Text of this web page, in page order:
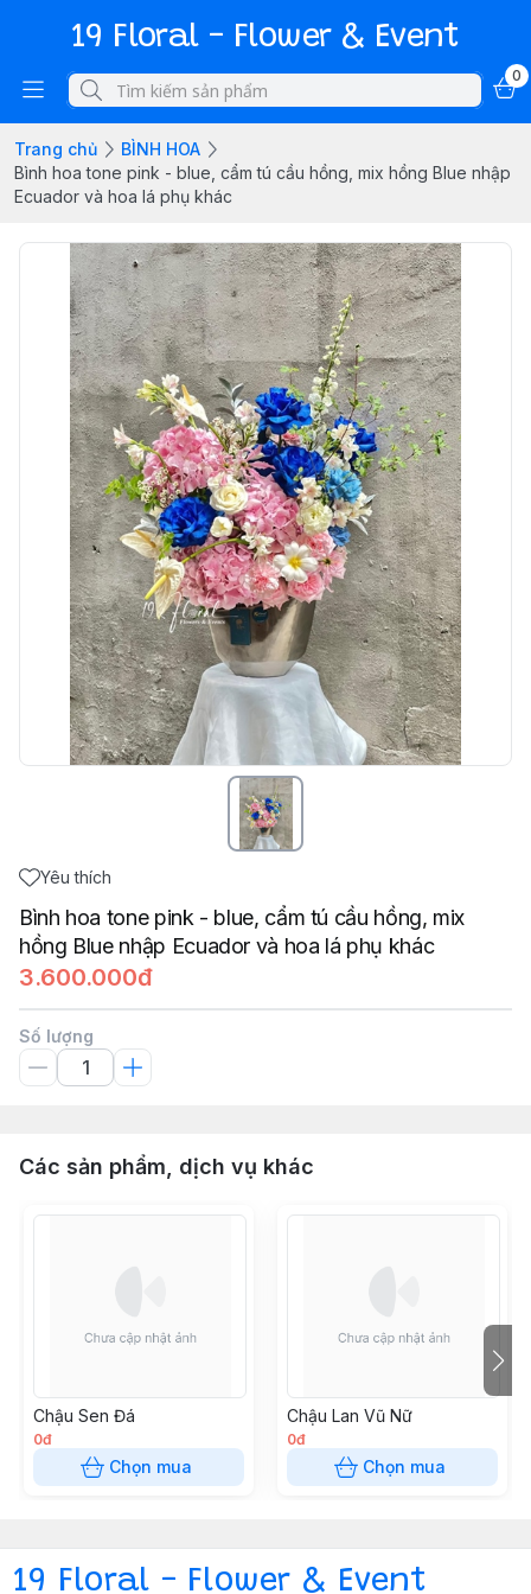
19 Floral - Flower & Event
0
Trang chủ
BÌNH HOA
Bình hoa tone pink - blue, cẩm tú cầu hồng, mix hồng Blue nhập
Ecuador và hoa lá phụ khác
Yêu thích
Bình hoa tone pink - blue, cẩm tú cầu hồng, mix
hồng Blue nhập Ecuador và hoa lá phụ khác
3.600.000đ
Số lượng
Các sản phẩm, dịch vụ khác
Chậu Sen Đá
0đ
Chọn mua
Chậu Lan Vũ Nữ
0đ
Chọn mua
19 Floral - Flower & Event